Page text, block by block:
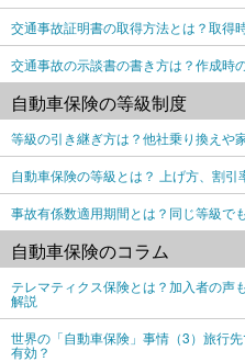
交通事故証明書の取得方法とは？取得
交通事故の示談書の書き方は？作成時
自動車保険の等級制度
等級の引き継ぎ方は？他社乗り換えや
自動車保険の等級とは？ 上げ方、割引
事故有係数適用期間とは？同じ等級で
自動車保険のコラム
テレマティクス保険とは？加入者の声
解説
世界の「自動車保険」事情（3）旅行
有効？